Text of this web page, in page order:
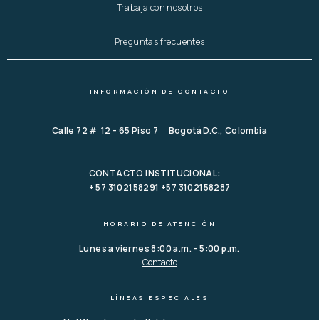
Trabaja con nosotros
Preguntas frecuentes
INFORMACIÓN DE CONTACTO
Calle 72 # 12 - 65 Piso 7 Bogotá D.C., Colombia
CONTACTO INSTITUCIONAL:
+ 57 3102158291 +57 3102158287
HORARIO DE ATENCIÓN
Lunes a viernes 8:00 a.m. - 5:00 p.m.
Contacto
LÍNEAS ESPECIALES